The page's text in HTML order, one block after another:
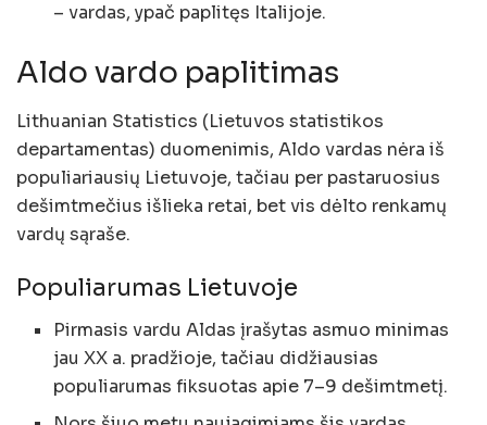
– vardas, ypač paplitęs Italijoje.
Aldo vardo paplitimas
Lithuanian Statistics (Lietuvos statistikos
departamentas) duomenimis, Aldo vardas nėra iš
populiariausių Lietuvoje, tačiau per pastaruosius
dešimtmečius išlieka retai, bet vis dėlto renkamų
vardų sąraše.
Populiarumas Lietuvoje
Pirmasis vardu Aldas įrašytas asmuo minimas
jau XX a. pradžioje, tačiau didžiausias
populiarumas fiksuotas apie 7–9 dešimtmetį.